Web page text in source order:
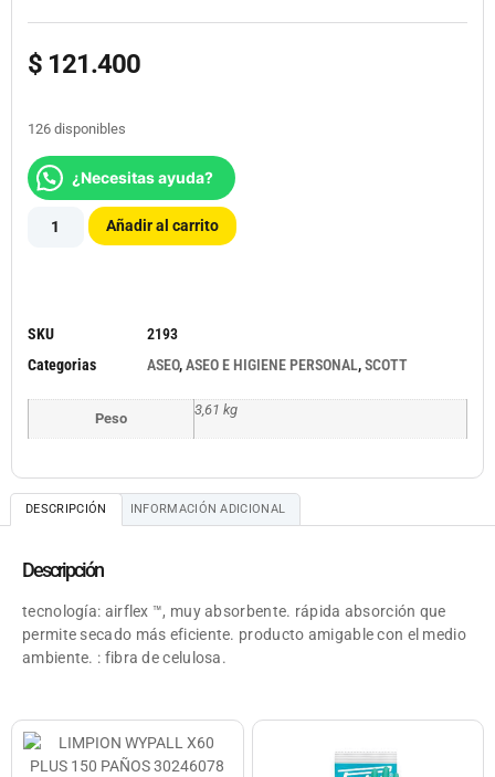
$ 121.400
126 disponibles
¿Necesitas ayuda?
Añadir al carrito
SKU
2193
Categorias
ASEO,ASEO E HIGIENE PERSONAL,SCOTT
Peso
3,61 kg
DESCRIPCIÓN INFORMACIÓN ADICIONAL
Descripción
tecnología: airflex ™, muy absorbente. rápida absorción que
permite secado más eficiente. producto amigable con el medio
ambiente. : fibra de celulosa.